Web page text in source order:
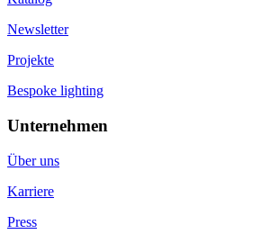
Newsletter
Projekte
Bespoke lighting
Unternehmen
Über uns
Karriere
Press